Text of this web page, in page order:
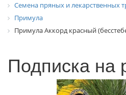
Семена пряных и лекарственных
Примула
Примула Аккорд красный
Подписка на